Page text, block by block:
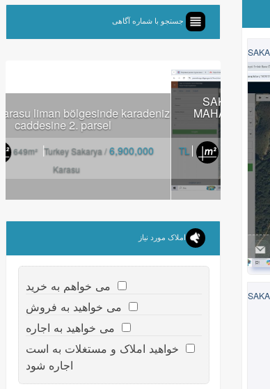
جستجو با شماره آگاهی‌
sakarya karasu liman bölgesinde karadeniz
caddesine 2. parsel
6,900,000 TL
649m² Turkey Sakarya /
املاک مورد نیاز
می خواهم به خرید
می خواهید به فروش
می خواهید به اجاره
خواهید املاک و مستغلات به است
اجاره شود